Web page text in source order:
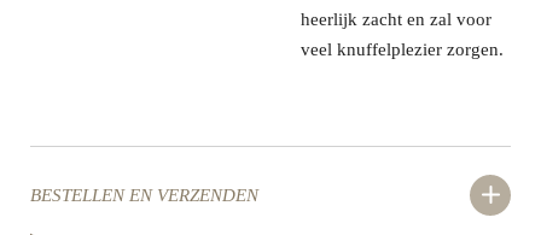
heerlijk zacht en zal voor
veel knuffelplezier zorgen.
BESTELLEN EN VERZENDEN